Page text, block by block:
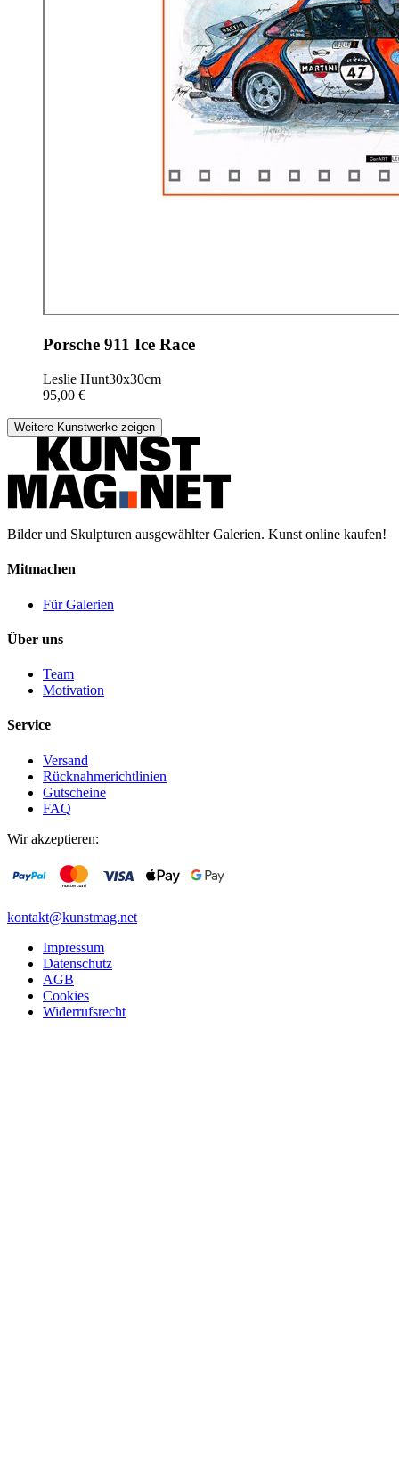
Porsche 911 Ice Race
Leslie Hunt30x30cm
95,00 €
Weitere Kunstwerke zeigen
Bilder und Skulpturen ausgewählter Galerien. Kunst online kaufen!
Mitmachen
Für Galerien
Über uns
Team
Motivation
Service
Versand
Rücknahmerichtlinien
Gutscheine
FAQ
Wir akzeptieren:
kontakt@kunstmag.net
Impressum
Datenschutz
AGB
Cookies
Widerrufsrecht